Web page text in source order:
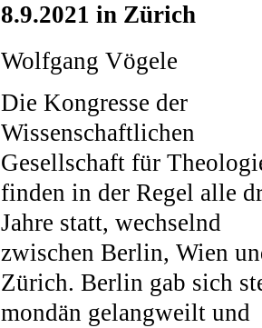
8.9.2021 in Zürich
Wolfgang Vögele
Die Kongresse der
Wissenschaftlichen
Gesellschaft für
finden in der Regel alle
Jahre statt, wechselnd
zwischen Berlin, Wien
Zürich. Berlin gab sich
mondän gelangweilt und